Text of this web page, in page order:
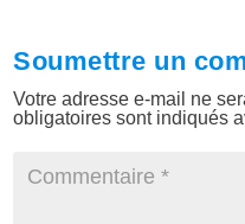
Soumettre un
Votre adresse e-mail ne
obligatoires sont indiqués